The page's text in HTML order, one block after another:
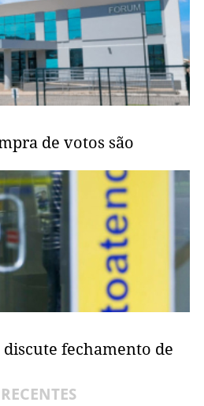
de votos são
fechamento de
RECENTES